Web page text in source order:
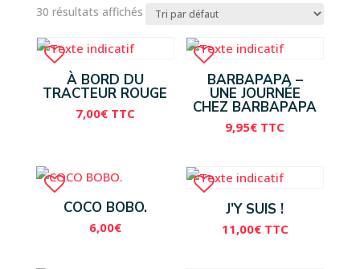
30 résultats affichés
À BORD DU
TRACTEUR ROUGE
7,00€ TTC
BARBAPAPA –
UNE JOURNÉE
CHEZ BARBAPAPA
9,95€ TTC
COCO BOBO.
6,00€
J’Y SUIS !
11,00€ TTC